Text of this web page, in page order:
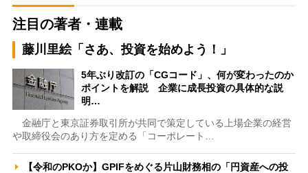
注目の著者・連載
藤川里絵「さあ、投資を始めよう！」
5年ぶり改訂の「CGコード」、何が変わったのか
ポイントを解説 企業に成長投資の具体的な説
明…
金融庁と東京証券取引所が共同で策定している上場企業の経営
や取締役会のあり方を定める「コーポレート…
【令和のPKOか】GPIFをめぐる片山財務相の「円資産への投